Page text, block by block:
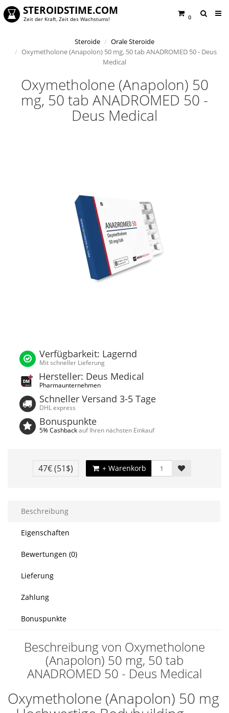
0
STEROIDSTIME.COM
Zeit der Kraft, Zeit des Wachstums!
Steroide
Orale Steroide
Oxymetholone (Anapolon) 50 mg, 50 tab ANADROMED 50 - Deus
Medical
Oxymetholone (Anapolon) 50
mg, 50 tab ANADROMED 50 -
Deus Medical
Verfügbarkeit: Lagernd
Mit schneller Lieferung
Hersteller: Deus Medical
Pharmaunternehmen
Schneller Versand 3-5 Tage
DHL express
Bonuspunkte
5% Cashbackauf Ihren nächsten Einkauf
47€(51$) + Warenkorb
Beschreibung
Eigenschaften
Bewertungen (0)
Lieferung
Zahlung
Bonuspunkte
Beschreibung von Oxymetholone
(Anapolon) 50 mg, 50 tab
ANADROMED 50 - Deus Medical
Oxymetholone (Anapolon) 50 mg